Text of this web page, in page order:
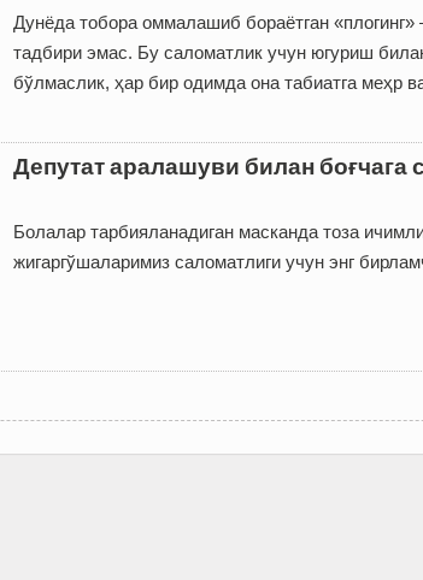
Дунёда тобора оммалашиб бораётган
тадбири эмас. Бу саломатлик учун югуриш
бўлмаслик, ҳар бир одимда она табиатга меҳр
Депутат аралашуви билан боғчага
Болалар тарбияланадиган мас­канда тоза
жигаргўшаларимиз саломатлиги учун энг